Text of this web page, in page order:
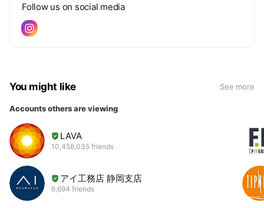
Follow us on social media
You might like See more
Accounts others are viewing
LAVA
10,458,035 friends
アイ工務店 静岡支店
6,694 friends